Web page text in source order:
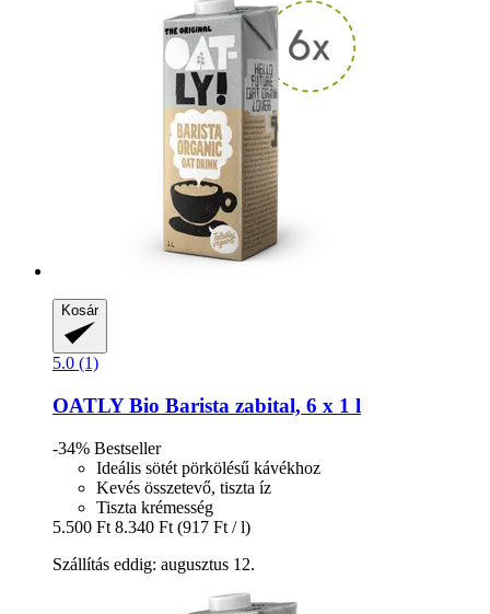
Kosár
5.0 (1)
OATLYBio Barista zabital, 6 x 1 l
-34% Bestseller
Ideális sötét pörkölésű kávékhoz
Kevés összetevő, tiszta íz
Tiszta krémesség
5.500 Ft 8.340 Ft (917 Ft / l)
Szállítás eddig: augusztus 12.